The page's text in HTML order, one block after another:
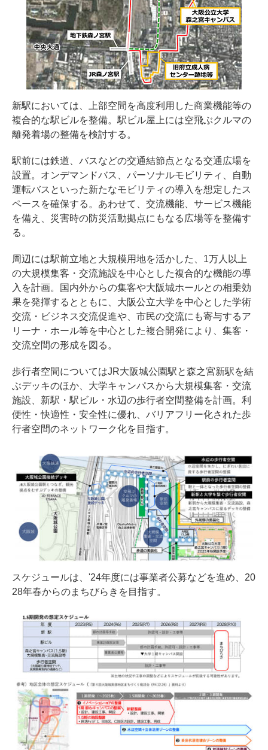
新駅においては、上部空間を高度利用した商業機能等の
複合的な駅ビルを整備。駅ビル屋上には空飛ぶクルマの
離発着場の整備を検討する。
駅前には鉄道、バスなどの交通結節点となる交通広場を
設置。オンデマンドバス、パーソナルモビリティ、自動
運転バスといった新たなモビリティの導入を想定したス
ペースを確保する。あわせて、交流機能、サービス機能
を備え、災害時の防災活動拠点にもなる広場等を整備す
る。
周辺には駅前立地と大規模用地を活かした、1万人以上
の大規模集客・交流施設を中心とした複合的な機能の導
入を計画。国内外からの集客や大阪城ホールとの相乗効
果を発揮するとともに、大阪公立大学を中心とした学術
交流・ビジネス交流促進や、市民の交流にも寄与するア
リーナ・ホール等を中心とした複合開発により、集客・
交流空間の形成を図る。
歩行者空間についてはJR大阪城公園駅と森之宮新駅を結
ぶデッキのほか、大学キャンパスから大規模集客・交流
施設、新駅・駅ビル・水辺の歩行者空間整備を計画。利
便性・快適性・安全性に優れ、バリアフリー化された歩
行者空間のネットワーク化を目指す。
スケジュールは、'24年度には事業者公募などを進め、20
28年春からのまちびらきを目指す。